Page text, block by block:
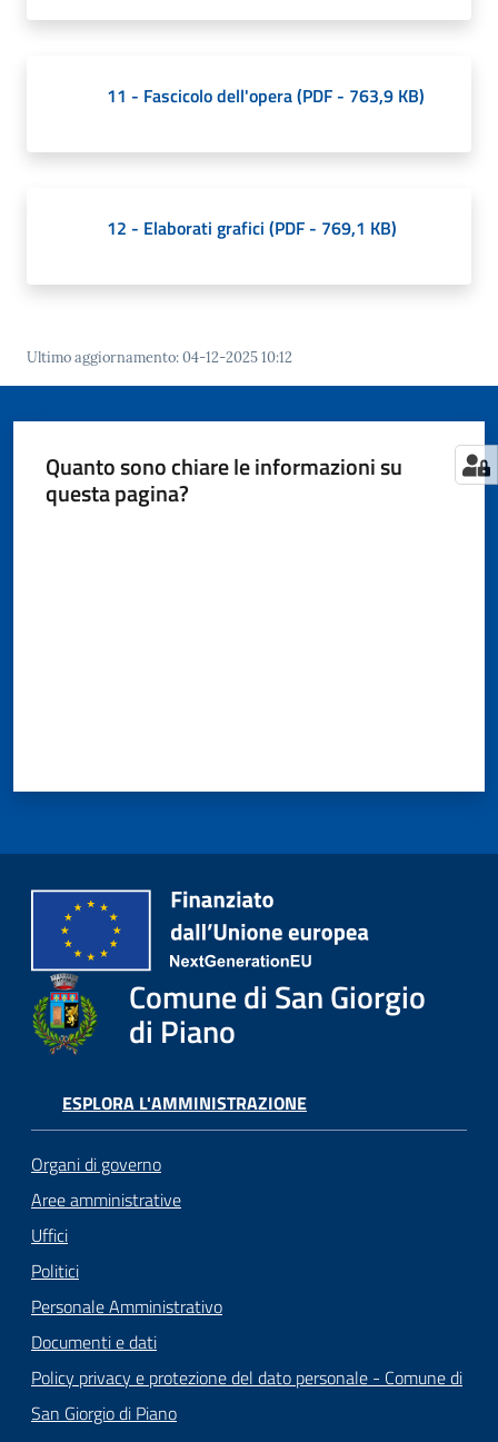
11 - Fascicolo dell'opera(PDF - 763,9 KB)
12 - Elaborati grafici (PDF - 769,1 KB)
Ultimo aggiornamento:04-12-2025 10:12
Quanto sono chiare le informazioni su
questa pagina?
Comune di San Giorgio
di Piano
ESPLORA L'AMMINISTRAZIONE
Organi di governo
Aree amministrative
Uffici
Politici
Personale Amministrativo
Documenti e dati
Policy privacy e protezione del dato personale - Comune di
San Giorgio di Piano